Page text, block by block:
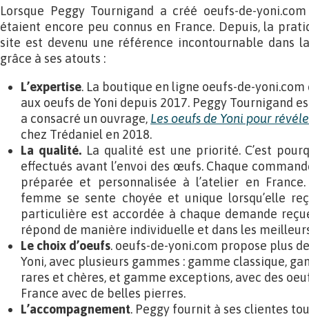
Lorsque Peggy Tournigand a créé oeufs-de-
étaient encore peu connus en France. Depuis, la
site est devenu une référence incontournable dans
grâce à ses atouts :
L’expertise. La boutique en ligne oeufs-de-
aux oeufs de Yoni depuis 2017. Peggy Tournigand
a consacré un ouvrage, Les oeufs de Yoni pour
chez Trédaniel en 2018.
La qualité.La qualité est une priorité. C’est
effectués avant l’envoi des œufs. Chaque
préparée et personnalisée à l’atelier en
femme se sente choyée et unique lorsqu’elle
particulière est accordée à chaque demande
répond de manière individuelle et dans les
Le choix d’oeufs. oeufs-de-yoni.com propose plus
Yoni, avec plusieurs gammes : gamme classique,
rares et chères, et gamme exceptions, avec des
France avec de belles pierres.
L’accompagnement. Peggy fournit à ses clientes